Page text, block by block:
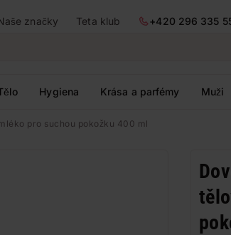
značky Teta klub
+420 296 335
Hygiena Krása a parfémy Muži
pro suchou pokožku 400 ml